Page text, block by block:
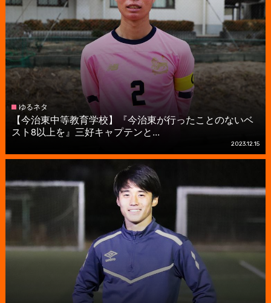
ゆるネタ
【今治東中等教育学校】『今治東が行ったことのないベ
スト8以上を』三好キャプテンと...
2023.12.15